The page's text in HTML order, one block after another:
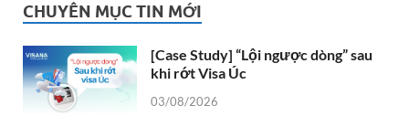
CHUYÊN MỤC TIN MỚI
[Case Study] “Lội ngược dòng” sau
khi rớt Visa Úc
03/08/2026